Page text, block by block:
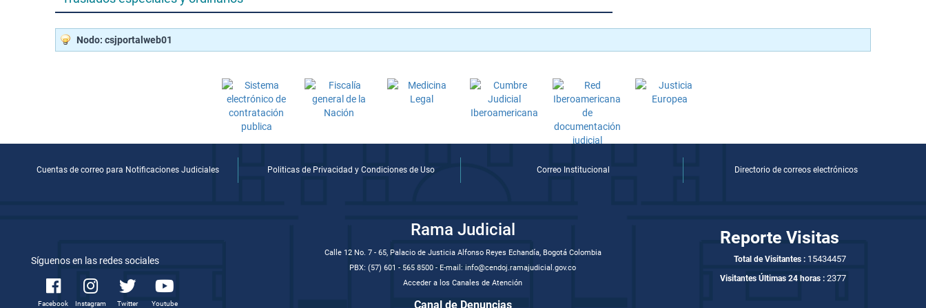
Nodo: csjportalweb01
Cuentas de correo para Notificaciones Judiciales Politicas de Privacidad y Condiciones de Uso Correo Institucional Directorio de correos electrónicos
Síguenos en las redes sociales
Facebook Instagram Twitter Youtube
Rama Judicial
Calle 12 No. 7 - 65, Palacio de Justicia Alfonso Reyes Echandía, Bogotá Colombia
PBX: (57) 601 - 565 8500 - E-mail: info@cendoj.ramajudicial.gov.co
Acceder a los Canales de Atención
Canal de Denuncias
Reporte Visitas
Total de Visitantes : 15434457
Visitantes Últimas 24 horas : 2377